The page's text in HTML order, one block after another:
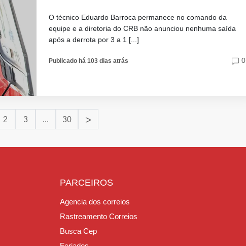
O técnico Eduardo Barroca permanece no comando da
equipe e a diretoria do CRB não anunciou nenhuma saída
após a derrota por 3 a 1 [...]
Publicado há 103 dias atrás 0
2 3 ... 30 >
PARCEIROS
Agencia dos correios
Rastreamento Correios
Busca Cep